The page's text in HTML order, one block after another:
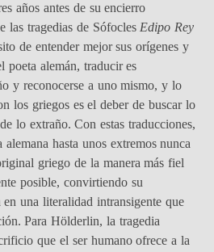
años antes de su encierro
las tragedias de Sófocles Edipo Rey
de entender mejor sus orígenes y
poeta alemán, traducir es
y reconocerse a uno mismo, y lo
los griegos es el deber de buscar lo
lo extraño. Con estas traducciones,
hasta unos extremos nunca
griego de la manera más fiel
posible, convirtiendo su
una literalidad intransigente que
Para Hölderlin, la tragedia
que el ser humano ofrece a la